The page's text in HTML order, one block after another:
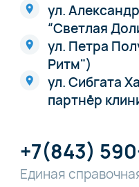
ул.
“Светлая
ул. Петра
Ритм")
ул. Сибгата
партнёр
+7(843)
Единая